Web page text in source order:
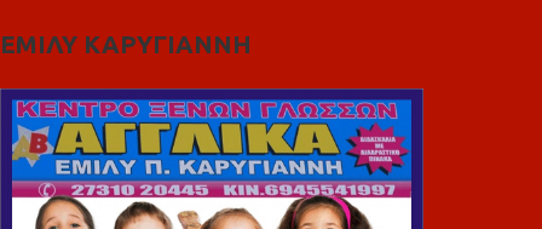
ΕΜΙΛΥ ΚΑΡΥΓΙΑΝΝΗ